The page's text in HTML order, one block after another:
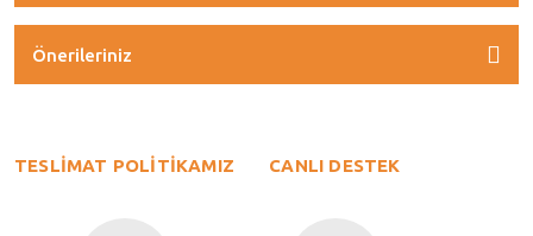
Önerileriniz
TESLİMAT POLİTİKAMIZ CANLI DESTEK